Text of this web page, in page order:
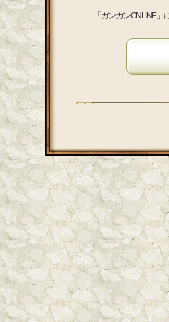
「ガンガンONLINE